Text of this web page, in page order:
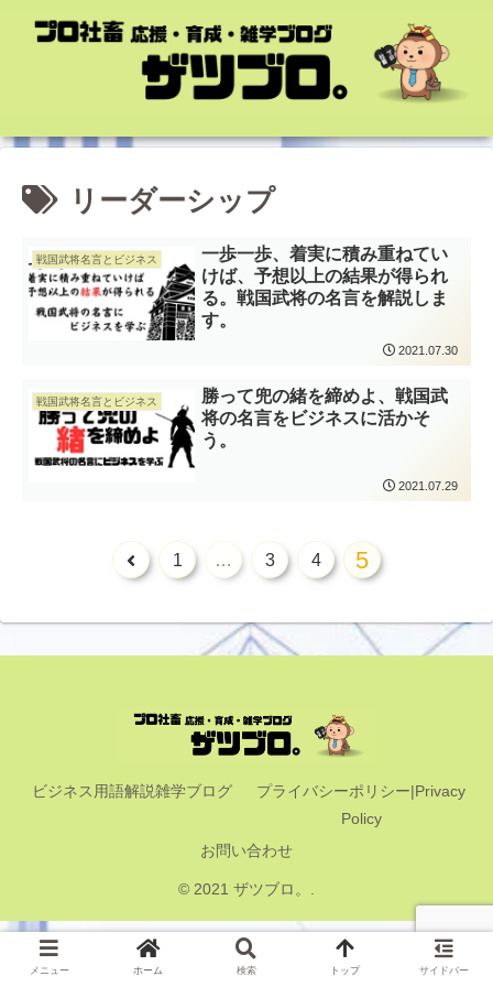
リーダーシップ
戦国武将名言とビジネス
一歩一歩、着実に積み重ねてい
けば、予想以上の結果が得られ
る。戦国武将の名言を解説しま
す。
2021.07.30
戦国武将名言とビジネス
勝って兜の緒を締めよ、戦国武
将の名言をビジネスに活かそ
う。
2021.07.29
1 … 3 4 5
ビジネス用語解説雑学ブログ
プライバシーポリシー|Privacy
Policy
お問い合わせ
© 2021 ザツブロ。.
メニュー ホーム 検索 トップ サイドバー